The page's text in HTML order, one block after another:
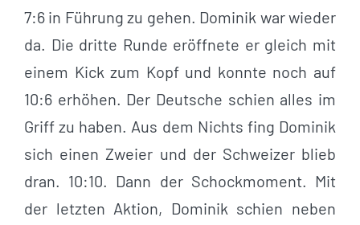
7:6 in Führung zu gehen. Dominik war wieder
da. Die dritte Runde eröffnete er gleich mit
einem Kick zum Kopf und konnte noch auf
10:6 erhöhen. Der Deutsche schien alles im
Griff zu haben. Aus dem Nichts fing Dominik
sich einen Zweier und der Schweizer blieb
dran. 10:10. Dann der Schockmoment. Mit
der letzten Aktion, Dominik schien neben